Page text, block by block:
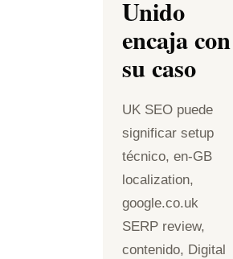
Unido
encaja con
su caso
UK SEO puede
significar setup
técnico, en-GB
localization,
google.co.uk
SERP review,
contenido, Digital